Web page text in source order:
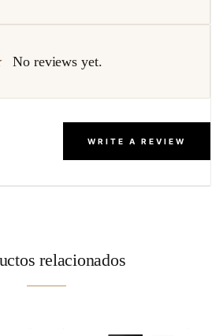
No reviews yet.
WRITE A REVIEW
relacionados